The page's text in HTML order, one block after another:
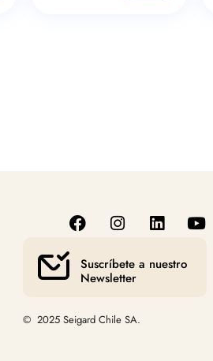
Suscríbete a nuestro
Newsletter
© 2025 Seigard Chile SA.